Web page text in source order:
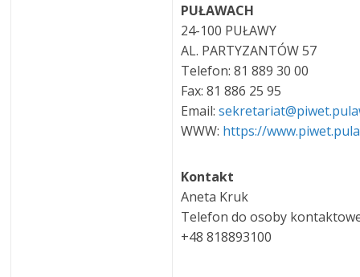
PUŁAWACH
24-100 PUŁAWY
AL. PARTYZANTÓW 57
Telefon: 81 889 30 00
Fax: 81 886 25 95
Email:
WWW: https://
Kontakt
Aneta Kruk
Telefon do osoby
+48 818893100